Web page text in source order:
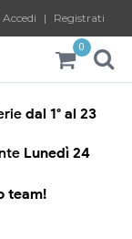
Accedi | Registrati
0
dal 1° al 23
Lunedì 24
team!